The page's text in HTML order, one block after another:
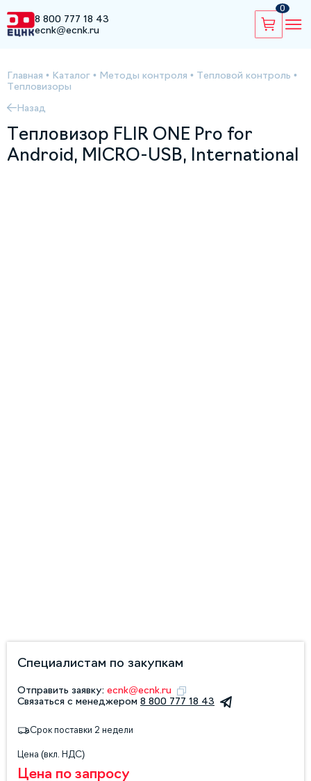
8 800 777 18 43
ecnk@ecnk.ru
0
Главная • Каталог • Методы контроля • Тепловой контроль •
Тепловизоры
Назад
Тепловизор FLIR ONE Pro for
Android, MICRO-USB, International
Специалистам по закупкам
Отправить заявку: ecnk@ecnk.ru
Связаться с менеджером 8 800 777 18 43
Срок поставки 2 недели
Цена (вкл. НДС)
Цена по запросу